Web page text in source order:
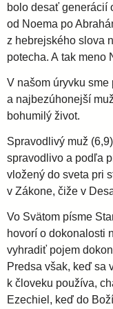
bolo desať generácií
od Noema po
z hebrejského slova
potecha. A tak meno
V našom úryvku
a najbezúhonejší
bohumilý život.
Spravodlivý muž
spravodlivo a podľa
vložený do sveta pri
v Zákone, čiže v
Vo Svätom písme
hovorí o dokonalosti
vyhradiť pojem
Predsa však, keď sa
k človeku používa,
Ezechiel, keď do